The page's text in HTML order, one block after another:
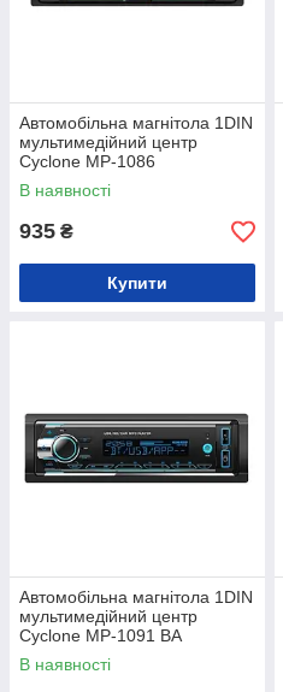
Автомобільна магнітола 1DIN
мультимедійний центр
Cyclone MP-1086
В наявності
935 ₴
Купити
Автомобільна магнітола 1DIN
мультимедійний центр
Cyclone MP-1091 BA
В наявності